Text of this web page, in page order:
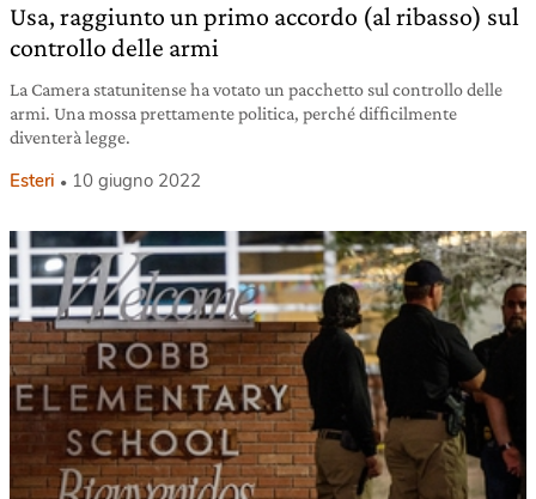
Usa, raggiunto un primo accordo (al ribasso) sul
controllo delle armi
La Camera statunitense ha votato un pacchetto sul controllo delle
armi. Una mossa prettamente politica, perché difficilmente
diventerà legge.
Esteri 10 giugno 2022